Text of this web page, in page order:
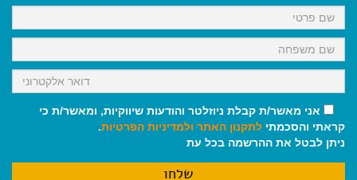
k
p
m
אני מאשר/ת קבלת ניוזלטר והודעות שיווקיות, ומאשר/ת כי
קראתי והסכמתי לתקנון האתר ולמדיניות הפרטיות.
ניתן לבטל את ההרשמה בכל עת